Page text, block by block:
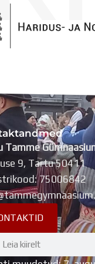
Tamme
9, Tartu 50411
75006842